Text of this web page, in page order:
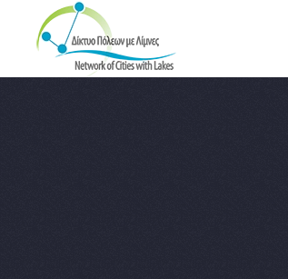
Skip to main content